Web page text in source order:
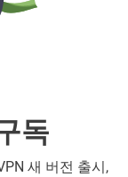
독
새 버전 출시,